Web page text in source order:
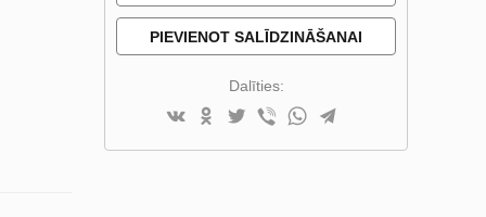
PIEVIENOT SALĪDZINĀŠANAI
Dalīties: